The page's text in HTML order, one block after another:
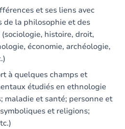
et ses liens avec
de la philosophie et des
histoire, droit,
économie, archéologie,
à quelques champs et
étudiés en ethnologie
maladie et santé; personne et
et religions;